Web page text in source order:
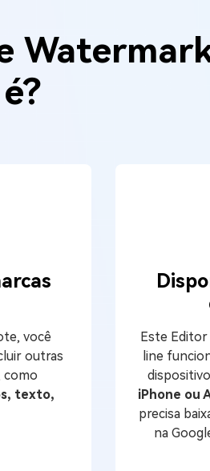
você
outras
como
texto,
Este Editor
line
iPhone ou
precisa
na